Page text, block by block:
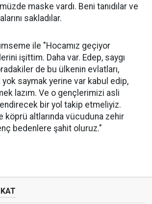
maske vardı. Beni tanıdılar ve
sakladılar.
ile "Hocamız geçiyor
işittim. Daha var. Edep, saygı
de bu ülkenin evlatları,
yok saymak yerine var kabul edip,
lazım. Ve o gençlerimizi asli
bir yol takip etmeliyiz.
köprü altlarında vücuduna zehir
bedenlere şahit oluruz."